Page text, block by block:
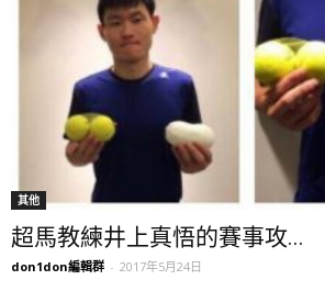
其他
超馬教練井上真悟的賽事攻...
don1don編輯群 - 2017年5月24日